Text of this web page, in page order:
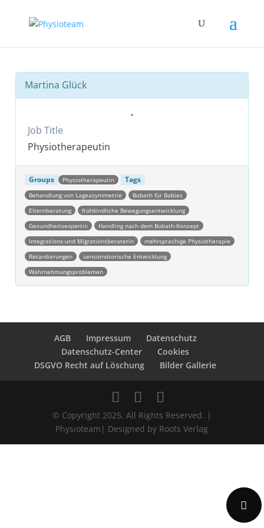
Martina Glück
Job Title
Physiotherapeutin
Groups Physiotherapeutin Tags
Behandlung von Lageasymmetrie
Bobath für Babies
Elternberatung
frühkindliche Bewegungsentwicklung
Gesundheitsexpertin
Handling nach dem Bobath-Konzept
Integrations-und Migrationsberaterin
mehrsprachige Physiotherapie
Retardierungen
sensomotorische Entwicklung
Wahrnehmungsproblemen
AGB Impressum
Datenschutz
Datenschutz-Center
Cookies
DSGVO Recht auf Löschung
Bilder Gallerie
© Copyright 2025, All Rights Reserved. |
Physioteam| Designed by Roots Verlag